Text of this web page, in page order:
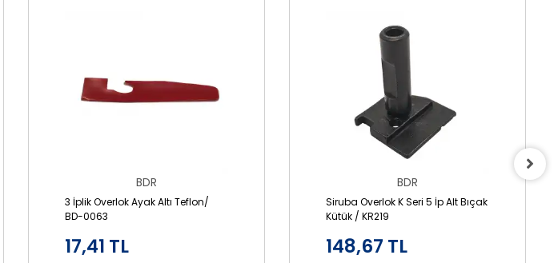
BDR
3 İplik Overlok Ayak Altı Teflon/
BD-0063
17,41 TL
BDR
Siruba Overlok K Seri 5 İp Alt Bıçak
Kütük / KR219
148,67 TL